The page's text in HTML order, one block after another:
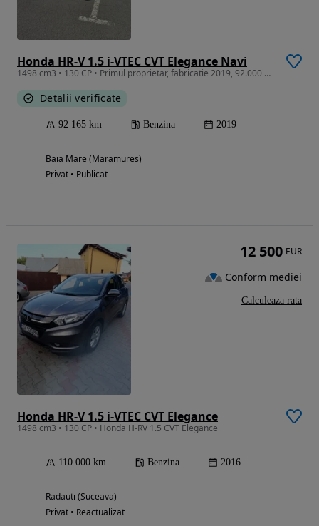
Honda HR-V 1.5 i-VTEC CVT Elegance Navi
1498 cm3 • 130 CP • Primul proprietar, fabricatie 2019, 92.000 Km, impecabila
Detalii verificate
92 165 km Benzina 2019
Baia Mare (Maramures)
Privat • Publicat
Honda HR-V 1.5 i-VTEC CVT Elegance
1498 cm3 • 130 CP • Honda H-RV 1.5 CVT Elegance
110 000 km Benzina 2016
Radauti (Suceava)
Privat • Reactualizat
12 500 EUR
Conform mediei
Calculeaza rata